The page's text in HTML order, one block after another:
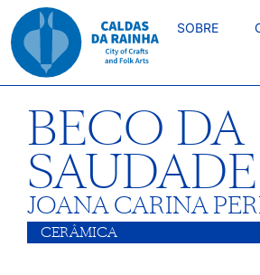
SOBRE
BECO DA
SAUDADE
JOANA CARINA
CERÂMICA